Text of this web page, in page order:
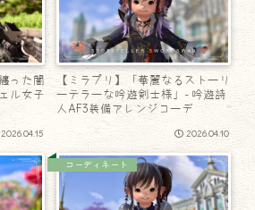
った闇
ル女子
2026.04.15
【ミラプリ】「華麗なるストーリ
ーテラーな吟遊剣士様」- 吟遊詩
人AF3装備アレンジコーデ
2026.04.10
コーディネート